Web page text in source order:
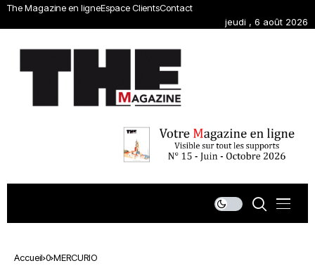
The Magazine en ligneEspace ClientsContact
jeudi , 6 août 2026
Accueil 0 MERCURIO